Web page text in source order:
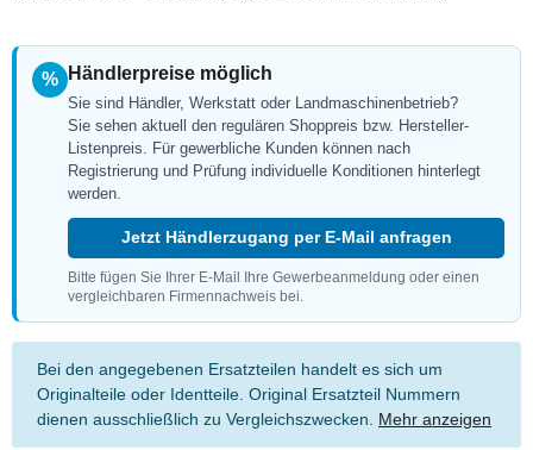
% Händlerpreise möglich
Sie sind Händler, Werkstatt oder Landmaschinenbetrieb?
Sie sehen aktuell den regulären Shoppreis bzw. Hersteller-
Listenpreis. Für gewerbliche Kunden können nach
Registrierung und Prüfung individuelle Konditionen hinterlegt
werden.
Jetzt Händlerzugang per E-Mail anfragen
Bitte fügen Sie Ihrer E-Mail Ihre Gewerbeanmeldung oder einen
vergleichbaren Firmennachweis bei.
Bei den angegebenen Ersatzteilen handelt es sich um
Originalteile oder Identteile. Original Ersatzteil Nummern
dienen ausschließlich zu Vergleichszwecken. Mehr anzeigen